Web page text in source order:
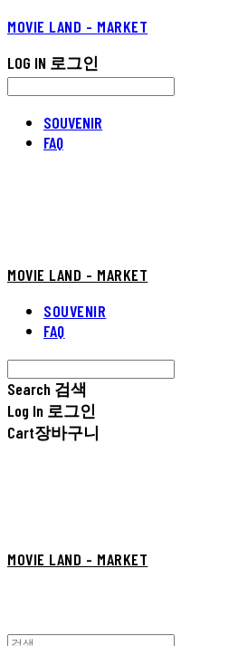
MOVIE LAND - MARKET
LOG IN 로그인
SOUVENIR
FAQ
MOVIE LAND - MARKET
SOUVENIR
FAQ
Search 검색
Log In 로그인
Cart장바구니
MOVIE LAND - MARKET